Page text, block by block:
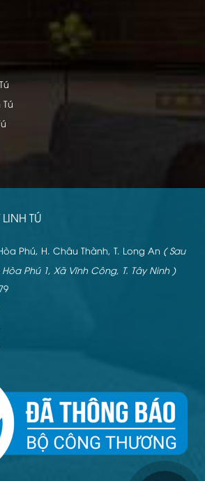
TÚ
Phú, H. Châu Thành, T. Long An ( Sau
Phú 1, Xã Vĩnh Công, T. Tây Ninh )